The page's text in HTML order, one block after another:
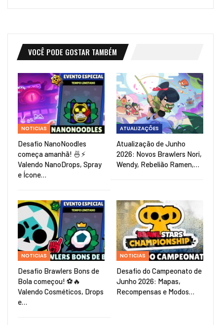
VOCÊ PODE GOSTAR TAMBÉM
NOTICIAS
Desafio NanoNoodles
começa amanhã! 🍜⚡
Valendo NanoDrops, Spray
e Ícone…
ATUALIZAÇÕES
Atualização de Junho
2026: Novos Brawlers Nori,
Wendy, Rebelião Ramen,…
NOTICIAS
Desafio Brawlers Bons de
Bola começou! ⚽🔥
Valendo Cosméticos, Drops
e…
NOTICIAS
Desafio do Campeonato de
Junho 2026: Mapas,
Recompensas e Modos…